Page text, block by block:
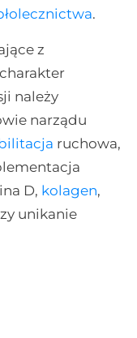
.
z
należy
narządu
ruchowa,
D, kolagen,
unikanie